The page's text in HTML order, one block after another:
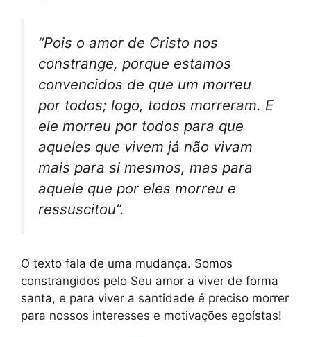
“Pois o amor de Cristo nos
constrange, porque estamos
convencidos de que um morreu
por todos; logo, todos morreram. E
ele morreu por todos para que
aqueles que vivem já não vivam
mais para si mesmos, mas para
aquele que por eles morreu e
ressuscitou”.
O texto fala de uma mudança. Somos
constrangidos pelo Seu amor a viver de forma
santa, e para viver a santidade é preciso morrer
para nossos interesses e motivações egoístas!